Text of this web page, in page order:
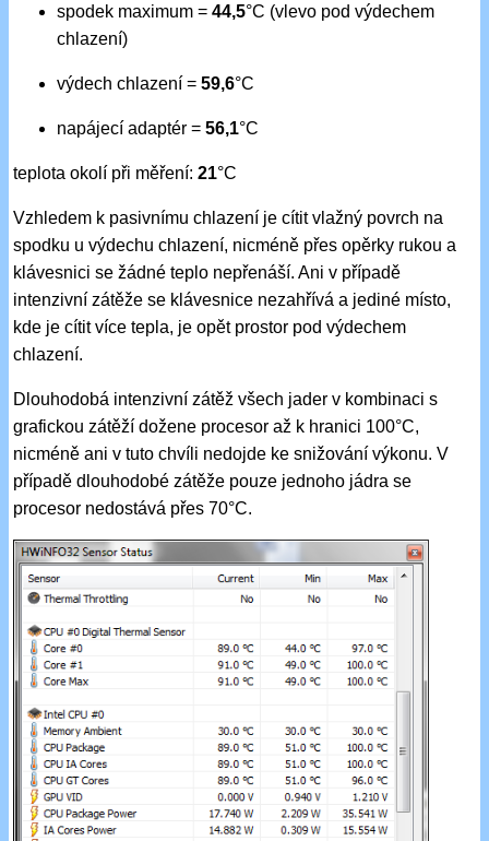
spodek maximum =44,5°C (vlevo pod výdechem
chlazení)
výdech chlazení =59,6°C
napájecí adaptér =56,1°C
teplota okolí při měření:21°C
Vzhledem k pasivnímu chlazení je cítit vlažný povrch na
spodku u výdechu chlazení, nicméně přes opěrky rukou a
klávesnici se žádné teplo nepřenáší. Ani v případě
intenzivní zátěže se klávesnice nezahřívá a jediné místo,
kde je cítit více tepla, je opět prostor pod výdechem
chlazení.
Dlouhodobá intenzivní zátěž všech jader v kombinaci s
grafickou zátěží dožene procesor až k hranici 100°C,
nicméně ani v tuto chvíli nedojde ke snižování výkonu. V
případě dlouhodobé zátěže pouze jednoho jádra se
procesor nedostává přes 70°C.